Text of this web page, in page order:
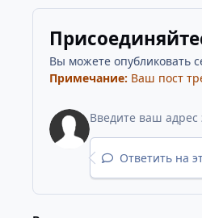
Вы можете опубликовать
Примечание: Ваш пост
Ответить на